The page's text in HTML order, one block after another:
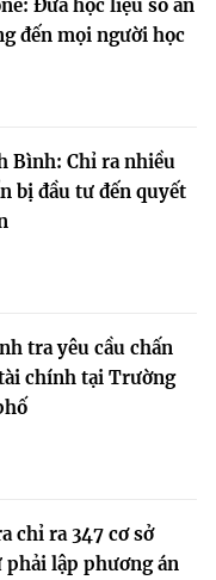
Đưa học liệu số an
đến mọi người học
Bình: Chỉ ra nhiều
bị đầu tư đến quyết
tra yêu cầu chấn
chính tại Trường
chỉ ra 347 cơ sở
phải lập phương án